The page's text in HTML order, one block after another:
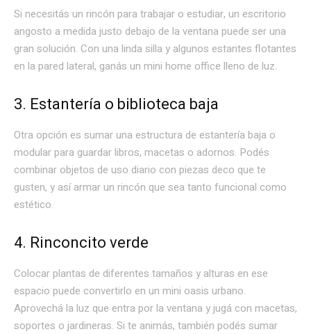
Si necesitás un rincón para trabajar o estudiar, un escritorio
angosto a medida justo debajo de la ventana puede ser una
gran solución. Con una linda silla y algunos estantes flotantes
en la pared lateral, ganás un mini home office lleno de luz.
3. Estantería o biblioteca baja
Otra opción es sumar una estructura de estantería baja o
modular para guardar libros, macetas o adornos. Podés
combinar objetos de uso diario con piezas deco que te
gusten, y así armar un rincón que sea tanto funcional como
estético.
4. Rinconcito verde
Colocar plantas de diferentes tamaños y alturas en ese
espacio puede convertirlo en un mini oasis urbano.
Aprovechá la luz que entra por la ventana y jugá con macetas,
soportes o jardineras. Si te animás, también podés sumar